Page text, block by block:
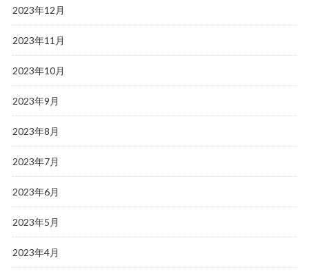
2023年12月
2023年11月
2023年10月
2023年9月
2023年8月
2023年7月
2023年6月
2023年5月
2023年4月